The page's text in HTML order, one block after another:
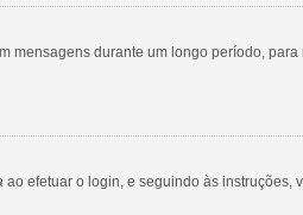
mensagens durante um longo período,
ao efetuar o login, e seguindo às instruções,